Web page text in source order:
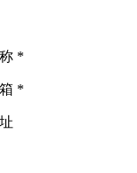
*
*